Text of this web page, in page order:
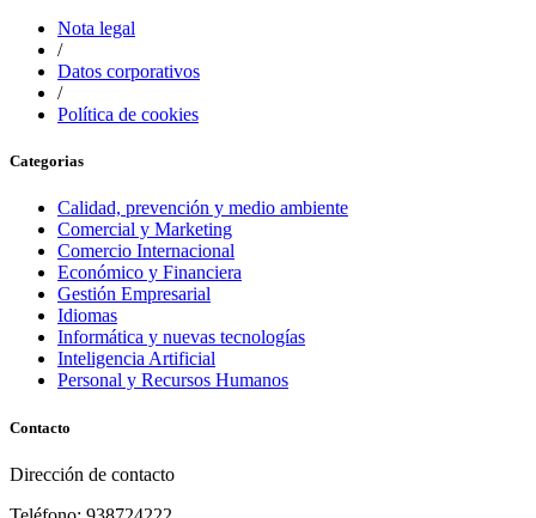
Nota legal
/
Datos corporativos
/
Política de cookies
Categorias
Calidad, prevención y medio ambiente
Comercial y Marketing
Comercio Internacional
Económico y Financiera
Gestión Empresarial
Idiomas
Informática y nuevas tecnologías
Inteligencia Artificial
Personal y Recursos Humanos
Contacto
Dirección de contacto